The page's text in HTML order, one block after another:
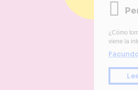
¿Cómo
viene la